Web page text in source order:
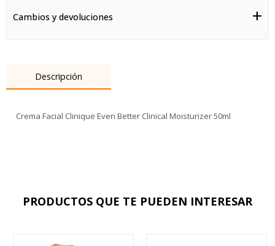
Cambios y devoluciones
Descripción
Crema Facial Clinique Even Better Clinical Moisturizer 50ml
PRODUCTOS QUE TE PUEDEN INTERESAR